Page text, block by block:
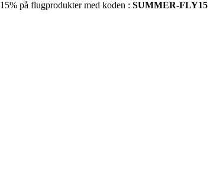
15% på flugprodukter med koden : SUMMER-FLY15